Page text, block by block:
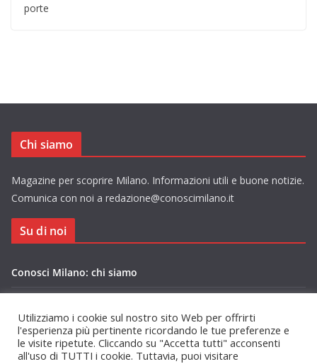
porte
Chi siamo
Magazine per scoprire Milano. Informazioni utili e buone notizie.
Comunica con noi a redazione@conoscimilano.it
Su di noi
Conosci Milano: chi siamo
Utilizziamo i cookie sul nostro sito Web per offrirti
l'esperienza più pertinente ricordando le tue preferenze e
le visite ripetute. Cliccando su "Accetta tutti" acconsenti
all'uso di TUTTI i cookie. Tuttavia, puoi visitare